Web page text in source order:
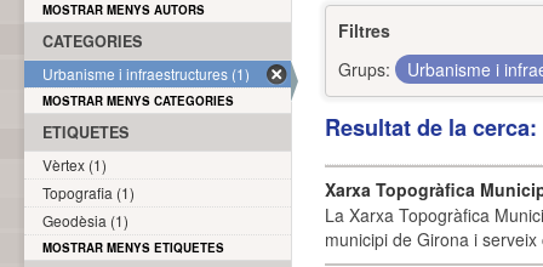
Filtres
Grups:
Urbanisme i
Resultat de la
Xarxa Topogràfica
La Xarxa Topogràfica
municipi de Girona i
MOSTRAR MENYS AUTORS
CATEGORIES
Urbanisme i infraestructures (1)
MOSTRAR MENYS CATEGORIES
ETIQUETES
Vèrtex (1)
Topografia (1)
Geodèsia (1)
MOSTRAR MENYS ETIQUETES